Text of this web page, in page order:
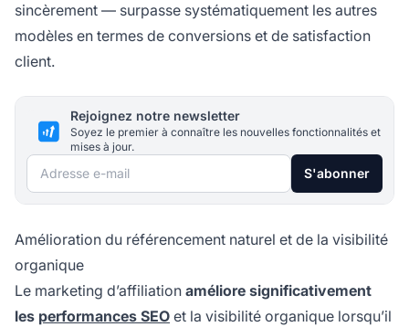
sincèrement — surpasse systématiquement les autres
modèles en termes de conversions et de satisfaction
client.
Rejoignez notre newsletter
Soyez le premier à connaître les nouvelles fonctionnalités et
mises à jour.
Adresse e-mail S'abonner
Amélioration du référencement naturel et de la visibilité
organique
Le marketing d’affiliation améliore significativement
les performances SEO et la visibilité organique lorsqu’il